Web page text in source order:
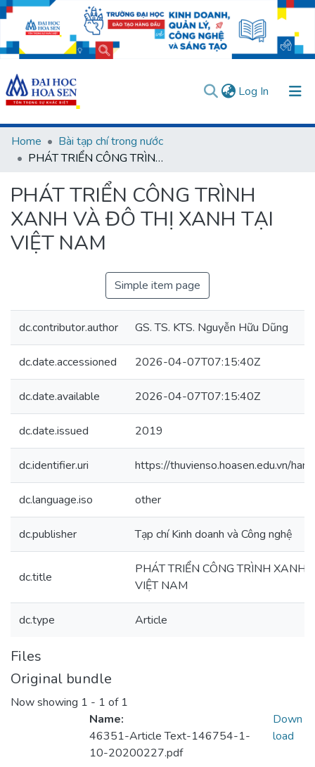
Log In (current)
Communities & Collections
All of DSpace
Statistics
User guides
Usage rules
Verify account
Home
Bài tạp chí trong nước
PHÁT TRIỂN CÔNG TRÌNH XANH VÀ ĐÔ THỊ XANH TẠI VIỆT NAM
PHÁT TRIỂN CÔNG TRÌNH
XANH VÀ ĐÔ THỊ XANH TẠI
VIỆT NAM
Simple item page
dc.contributor.author GS. TS. KTS. Nguyễn Hữu Dũng
dc.date.accessioned 2026-04-07T07:15:40Z
dc.date.available 2026-04-07T07:15:40Z
dc.date.issued 2019
dc.identifier.uri https://thuvienso.hoasen.edu.vn/
dc.language.iso other
dc.publisher Tạp chí Kinh doanh và Công nghệ
dc.title
PHÁT TRIỂN CÔNG TRÌNH XANH
VIỆT NAM
dc.type Article
Files
Original bundle
Now showing 1 - 1 of 1
Name:
46351-Article Text-146754-1-
10-20200227.pdf
Down
load